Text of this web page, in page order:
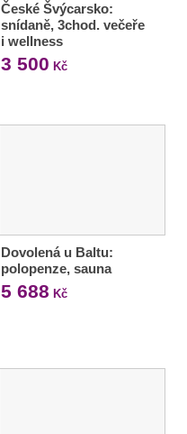
České Švýcarsko:
snídaně, 3chod. večeře
i wellness
3 500 Kč
Dovolená u Baltu:
polopenze, sauna
5 688 Kč